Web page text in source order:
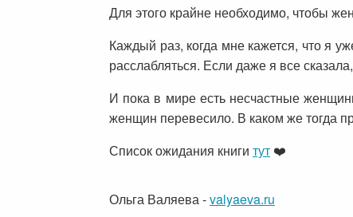
Для этого крайне необходимо, чтобы
Каждый раз, когда мне кажется, что я
расслабляться. Если даже я все
И пока в мире есть несчастные
женщин перевесило. В каком же тогда
Список ожидания книги тут ❤️
Ольга Валяева -valyaeva.ru